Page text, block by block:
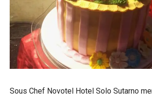
Sous Chef Novotel Hotel Solo Sutarno